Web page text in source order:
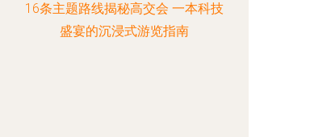
16条主题路线揭秘高交会 一本科技
盛宴的沉浸式游览指南